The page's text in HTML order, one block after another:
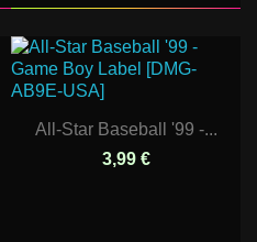
All-Star Baseball '99 -...
3,99 €